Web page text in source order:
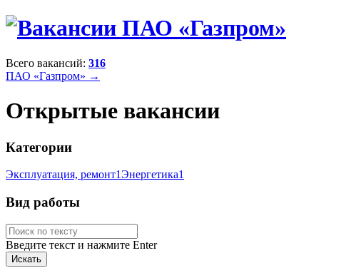
Всего вакансий: 316
ПАО «Газпром» →
Открытые вакансии
Категории
Эксплуатация, ремонт1Энергетика1
Вид работы
Введите текст и нажмите Enter